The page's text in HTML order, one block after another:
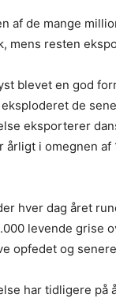
af de mange
mens resten
blevet en god
de
eksporterer
årligt i omegnen af
hver dag året
levende grise
opfedet og
har tidligere på